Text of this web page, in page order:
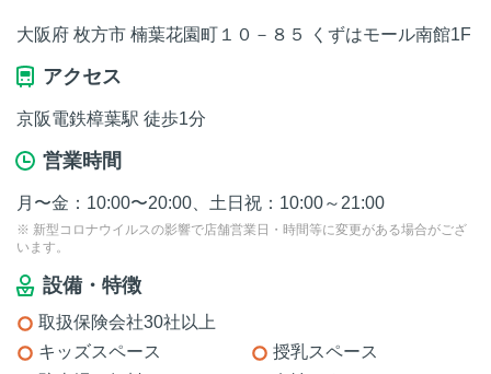
大阪府 枚方市 楠葉花園町１０－８５ くずはモール南館1F
アクセス
京阪電鉄樟葉駅 徒歩1分
営業時間
月〜金：10:00〜20:00、土日祝：10:00～21:00
※ 新型コロナウイルスの影響で店舗営業日・時間等に変更がある場合がござ
います。
設備・特徴
取扱保険会社30社以上
キッズスペース
授乳スペース